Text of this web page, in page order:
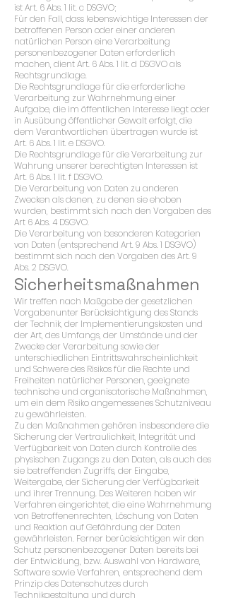
ist Art. 6 Abs. 1 lit. c DSGVO;
Für den Fall, dass lebenswichtige Interessen der
betroffenen Person oder einer anderen
natürlichen Person eine Verarbeitung
personenbezogener Daten erforderlich
machen, dient Art. 6 Abs. 1 lit. d DSGVO als
Rechtsgrundlage.
Die Rechtsgrundlage für die erforderliche
Verarbeitung zur Wahrnehmung einer
Aufgabe, die im öffentlichen Interesse liegt oder
in Ausübung öffentlicher Gewalt erfolgt, die
dem Verantwortlichen übertragen wurde ist
Art. 6 Abs. 1 lit. e DSGVO.
Die Rechtsgrundlage für die Verarbeitung zur
Wahrung unserer berechtigten Interessen ist
Art. 6 Abs. 1 lit. f DSGVO.
Die Verarbeitung von Daten zu anderen
Zwecken als denen, zu denen sie ehoben
wurden, bestimmt sich nach den Vorgaben des
Art 6 Abs. 4 DSGVO.
Die Verarbeitung von besonderen Kategorien
von Daten (entsprechend Art. 9 Abs. 1 DSGVO)
bestimmt sich nach den Vorgaben des Art. 9
Abs. 2 DSGVO.
Sicherheitsmaßnahmen
Wir treffen nach Maßgabe der gesetzlichen
Vorgabenunter Berücksichtigung des Stands
der Technik, der Implementierungskosten und
der Art, des Umfangs, der Umstände und der
Zwecke der Verarbeitung sowie der
unterschiedlichen Eintrittswahrscheinlichkeit
und Schwere des Risikos für die Rechte und
Freiheiten natürlicher Personen, geeignete
technische und organisatorische Maßnahmen,
um ein dem Risiko angemessenes Schutzniveau
zu gewährleisten.
Zu den Maßnahmen gehören insbesondere die
Sicherung der Vertraulichkeit, Integrität und
Verfügbarkeit von Daten durch Kontrolle des
physischen Zugangs zu den Daten, als auch des
sie betreffenden Zugriffs, der Eingabe,
Weitergabe, der Sicherung der Verfügbarkeit
und ihrer Trennung. Des Weiteren haben wir
Verfahren eingerichtet, die eine Wahrnehmung
von Betroffenenrechten, Löschung von Daten
und Reaktion auf Gefährdung der Daten
gewährleisten. Ferner berücksichtigen wir den
Schutz personenbezogener Daten bereits bei
der Entwicklung, bzw. Auswahl von Hardware,
Software sowie Verfahren, entsprechend dem
Prinzip des Datenschutzes durch
Technikgestaltung und durch